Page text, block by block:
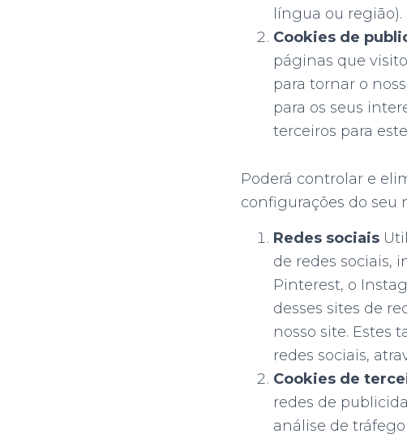
língua ou região).
Cookies de
páginas que
para tornar o
para os seus
terceiros para
Poderá controlar e
configurações do seu
Redes sociais
de redes sociais,
Pinterest, o
desses sites de
nosso site.
redes sociais,
Cookies de
redes de
análise de